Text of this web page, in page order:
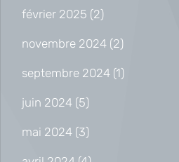
février 2025 (2)
novembre 2024 (2)
septembre 2024 (1)
juin 2024 (5)
mai 2024 (3)